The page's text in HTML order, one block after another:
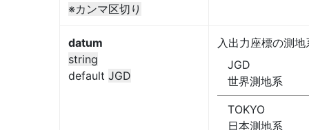
※カンマ区切り
datum
string
default JGD
入出力座標の測
JGD
世界測地系
TOKYO
日本測地系